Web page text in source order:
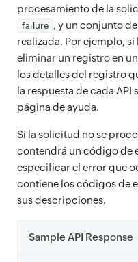
procesamiento de la
failure , y un conjunto
realizada. Por ejemplo,
eliminar un registro en
los detalles del registro
la respuesta de cada API
página de ayuda.
Si la solicitud no se
contendrá un código de
especificar el error que
contiene los códigos de
sus descripciones.
Sample API Response